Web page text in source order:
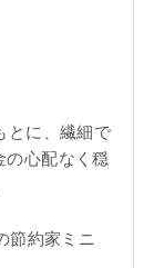
とに、繊細で
の心配なく穏
節約家ミニ